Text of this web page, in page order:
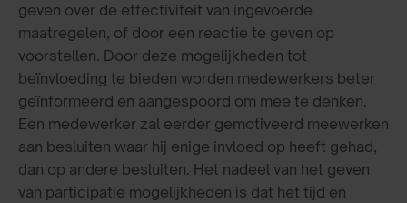
geven over de effectiviteit van ingevoerde
maatregelen, of door een reactie te geven op
voorstellen. Door deze mogelijkheden tot
beïnvloeding te bieden worden medewerkers beter
geïnformeerd en aangespoord om mee te denken.
Een medewerker zal eerder gemotiveerd meewerken
aan besluiten waar hij enige invloed op heeft gehad,
dan op andere besluiten. Het nadeel van het geven
van participatie mogelijkheden is dat het tijd en